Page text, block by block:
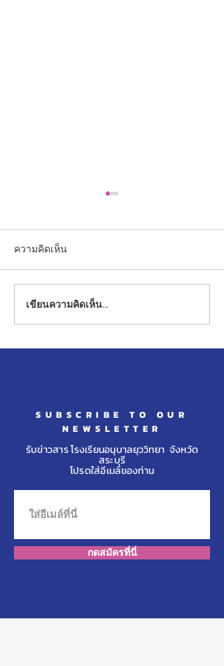
กิจกรรมสัปดาห์วัน
Christmas ระดับปฐมวัย
ความคิดเห็น
เขียนความคิดเห็น…
SUBSCRIBE TO OUR
NEWSLETTER
รับข่าวสาร โรงเรียนอนุบาลยุววิทยา จังหวัด
สระบุรี
โปรดใส่อีเมล์ของท่าน
กดสมัครที่นี่